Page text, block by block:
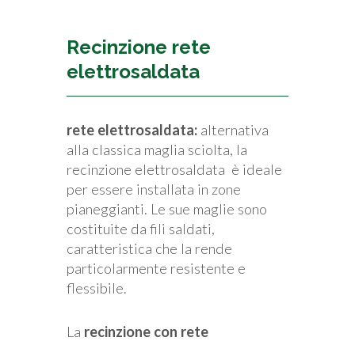
Recinzione rete
elettrosaldata
rete elettrosaldata: alternativa
alla classica maglia sciolta, la
recinzione elettrosaldata è ideale
per essere installata in zone
pianeggianti. Le sue maglie sono
costituite da fili saldati,
caratteristica che la rende
particolarmente resistente e
flessibile.
La recinzione con rete